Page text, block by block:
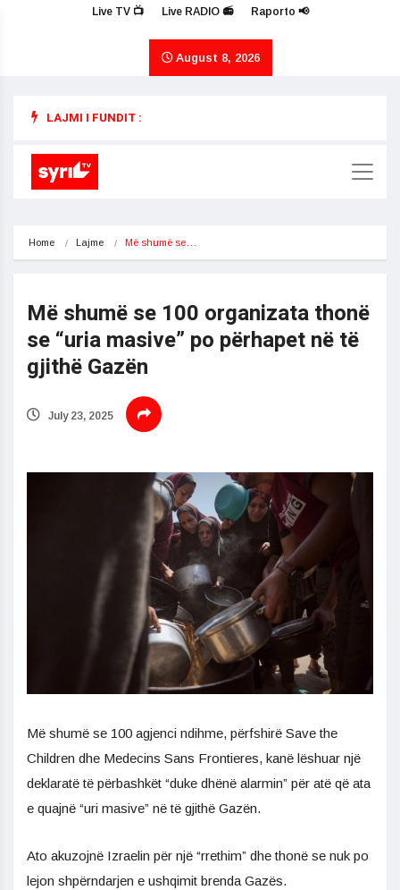
Live TV 📺 Live RADIO 📻 Raporto 📢
August 8, 2026
LAJMI I FUNDIT :
Home Lajme Më shumë se…
Më shumë se 100 organizata thonë
se “uria masive” po përhapet në të
gjithë Gazën
July 23, 2025
Më shumë se 100 agjenci ndihme, përfshirë Save the
Children dhe Medecins Sans Frontieres, kanë lëshuar një
deklaratë të përbashkët “duke dhënë alarmin” për atë që ata
e quajnë “uri masive” në të gjithë Gazën.
Ato akuzojnë Izraelin për një “rrethim” dhe thonë se nuk po
lejon shpërndarjen e ushqimit brenda Gazës.